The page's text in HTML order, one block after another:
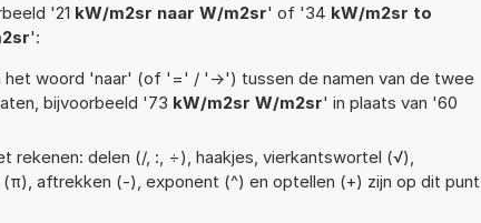
'21 kW/m2sr naar W/m2sr' of '34 kW/m2sr to
':
het woord 'naar' (of '=' / '->') tussen de namen van de twee
bijvoorbeeld '73 kW/m2sr W/m2sr' in plaats van '60
rekenen: delen (/, :, ÷), haakjes, vierkantswortel (√),
(π), aftrekken (-), exponent (^) en optellen (+) zijn op dit punt